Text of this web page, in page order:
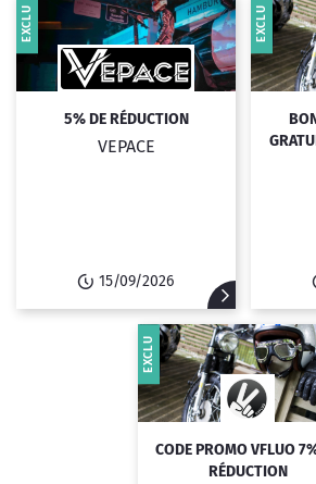
5% DE RÉDUCTION
VEPACE
15/09/2026
EXCLU EXCLU
CODE PROMO VFLUO
RÉDUCTION
EXCLU